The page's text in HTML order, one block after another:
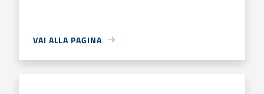
VAI ALLA PAGINA